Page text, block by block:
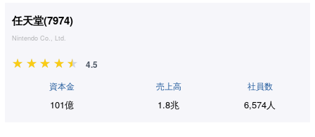
任天堂(7974)
Nintendo Co., Ltd.
4.5
資本金
101億
売上高
1.8兆
社員数
6,574人